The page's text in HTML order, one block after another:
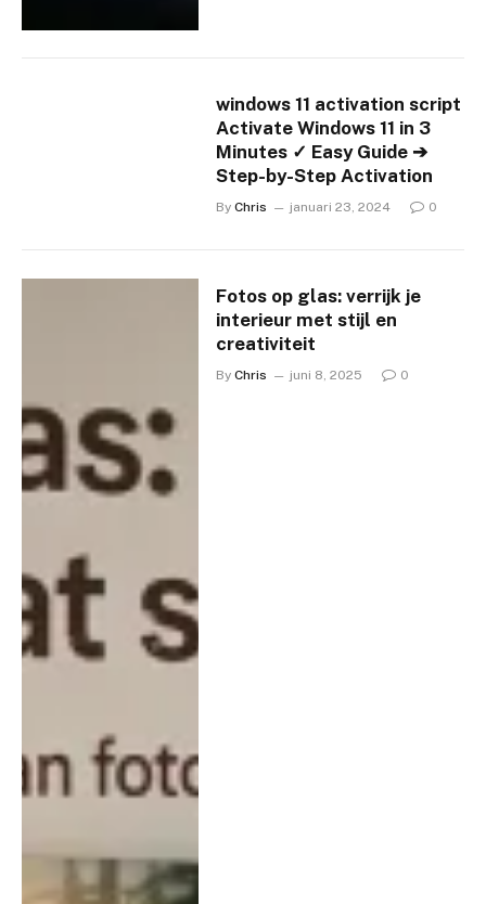
windows 11 activation script
Activate Windows 11 in 3
Minutes ✓ Easy Guide ➔
Step-by-Step Activation
By Chris januari 23, 2024 0
Fotos op glas: verrijk je
interieur met stijl en
creativiteit
By Chris juni 8, 2025 0